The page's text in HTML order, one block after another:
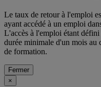
Le taux de retour à l'emploi
ayant accédé à un emploi
L'accès à l'emploi étant
durée minimale d'un mois au
de formation.
Fermer
×